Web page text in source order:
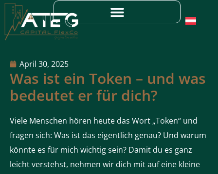
April 30, 2025
Was ist ein Token – und was
bedeutet er für dich?
Viele Menschen hören heute das Wort „Token“ und
fragen sich: Was ist das eigentlich genau? Und warum
könnte es für mich wichtig sein? Damit du es ganz
leicht verstehst, nehmen wir dich mit auf eine kleine